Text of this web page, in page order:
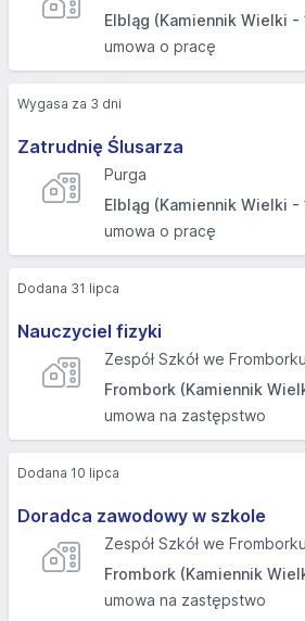
Elbląg (Kamiennik Wielki -
umowa o pracę
Zatrudnię Ślusarza
Purga
Elbląg (Kamiennik Wielki -
umowa o pracę
Wygasa za 3 dni
Nauczyciel fizyki
Zespół Szkół we Fromborku
Frombork (Kamiennik
umowa na zastępstwo
Dodana 31 lipca
Doradca zawodowy w szkole
Zespół Szkół we Fromborku
Frombork (Kamiennik
umowa na zastępstwo
Dodana 10 lipca